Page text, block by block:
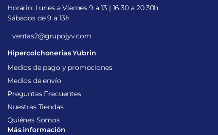
Horario: Lunes a Viernes 9 a 13 | 16:30 a 20:30h
Sábados de 9 a 13h
ventas2@grupojyv.com
Hipercolchonerias Yubrin
Medios de pago y promociones
Medios de envío
Preguntas Frecuentes
Nuestras Tiendas
Quiénes Somos
Más información